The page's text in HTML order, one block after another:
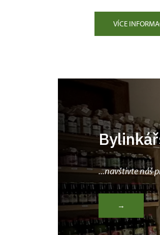
VÍCE
...navštivte náš
→